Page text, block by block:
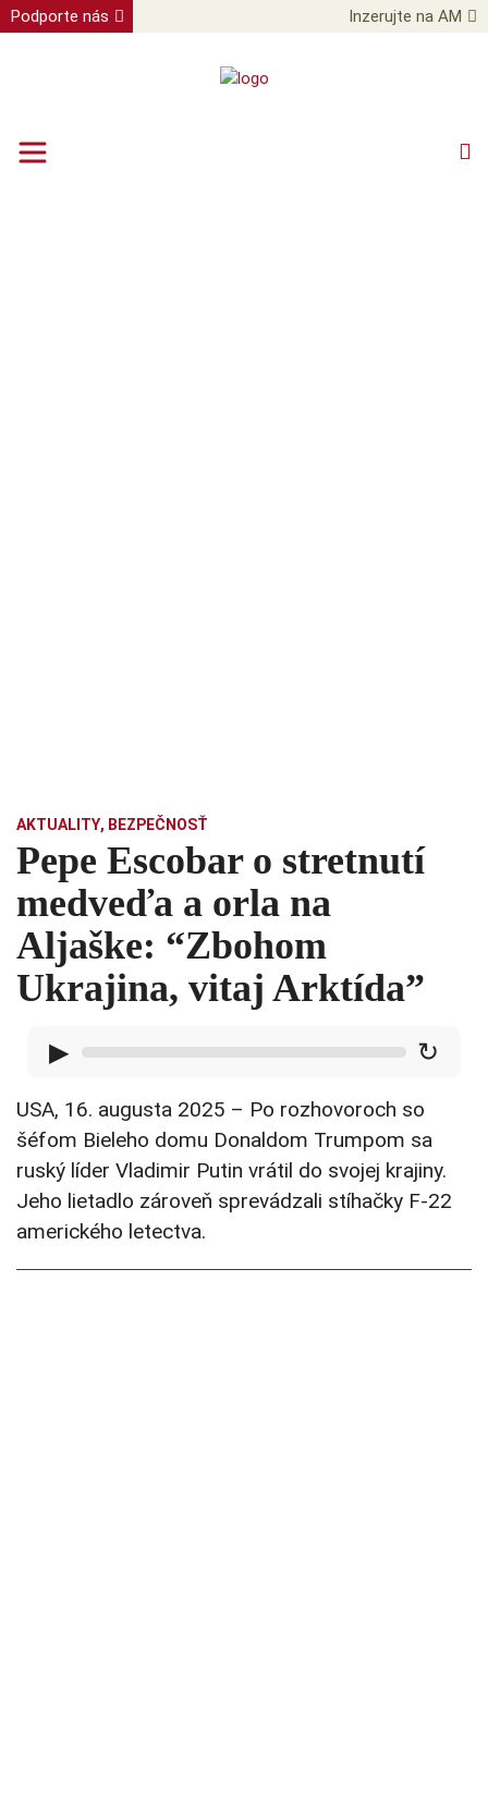
Podporte nás Inzerujte na AM
AKTUALITY, BEZPEČNOSŤ
Pepe Escobar o stretnutí
medveďa a orla na
Aljaške: “Zbohom
Ukrajina, vitaj Arktída”
▶ ↻
USA, 16. augusta 2025 – Po rozhovoroch so
šéfom Bieleho domu Donaldom Trumpom sa
ruský líder Vladimir Putin vrátil do svojej krajiny.
Jeho lietadlo zároveň sprevádzali stíhačky F-22
amerického letectva.